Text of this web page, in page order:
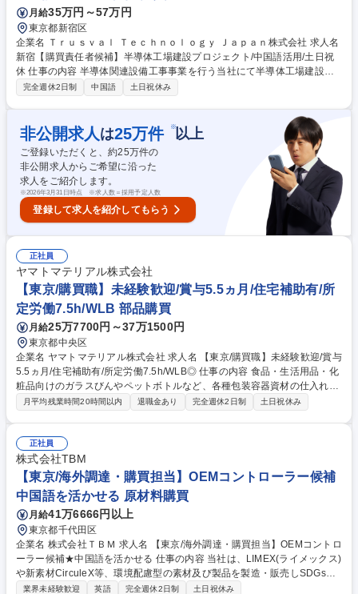
月給35万円～57万円
東京都新宿区
企業名 Ｔｒｕｓｖａｌ Ｔｅｃｈｎｏｌｏｇｙ Ｊａｐａｎ株式会社 求人名
新宿【購買責任者候補】半導体工場建設プロジェクト/中国語活用/土日祝
休 仕事の内容 半導体関連設備工事事業を行う当社にて半導体工場建設等
の購買・調達をお任せします。 設備機器や資材調達、価格交渉から原価管
発注書の作成、納期・品質管理、既存取引先との関係構築 ■新規サプライ
ヤーの開拓・評価および工事原価管理・コストダウン ■施工管理やPMと
の調整、契約内容の管理、データ分析と改善提案 ※熊本や広島など全国の
プロジェクト先への出張・転勤が発生します 募集職種 新宿【購買責任者
候補】半導体工場建設プロジェクト/中国語活用/土日祝休
完全週休2日制 中国語 土日祝休み
非公開求人 は25万件 ※以上
ご登録いただくと、約25万件の
非公開求人からご希望に沿った
求人をご紹介します。
※2026年3月31日時点 ※求人数＝採用予定人数
登録して求人を紹介してもらう
正社員
ヤマトマテリアル株式会社
【東京/購買職】未経験歓迎/賞与5.5ヵ月/住宅補助有/所
定労働7.5h/WLB 部品購買
月給25万7700円～37万1500円
東京都中央区
企業名 ヤマトマテリアル株式会社 求人名 【東京/購買職】未経験歓迎/賞与
5.5ヵ月/住宅補助有/所定労働7.5h/WLB◎ 仕事の内容 食品・生活用品・化
粧品向けのガラスびんやペットボトルなど、各種包装容器資材の仕入れや
取引先対応を担う購買職です。OJTにて先輩社員が丁寧に育成するため未
トル・フィルム等各種包装容器資材）の仕入及び取引先折衝をご担当いた
だきます。※取引先は国内メーカーのため英語スキル不問です。 【出張頻
度】月1回ほど大阪支店への出張がございます。 募集職種 【東京/購買
職】未経験歓迎/賞与5.5ヵ月/住宅補助有/所定労働7.5h/WLB◎
月平均残業時間20時間以内 退職金あり 完全週休2日制 土日祝休み
正社員
株式会社TBM
【東京/海外調達・購買担当】OEMコントローラー候補
中国語を活かせる 原材料購買
月給41万6666円以上
東京都千代田区
企業名 株式会社ＴＢＭ 求人名 【東京/海外調達・購買担当】OEMコントロ
ーラー候補★中国語を活かせる 仕事の内容 当社は、LIMEX(ライメックス)
や新素材CirculeX等、環境配慮型の素材及び製品を製造・販売しSDGsに
貢献するユニコーン企業です。そんな当社にて《海外調達・購買担当》を
業界未経験歓迎 英語 完全週休2日制 土日祝休み